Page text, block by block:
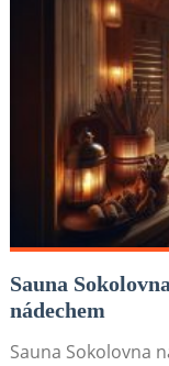
Sauna
nádechem
Sauna Sokolovna